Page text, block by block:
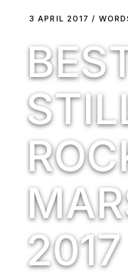
3 APRIL 2017
2017